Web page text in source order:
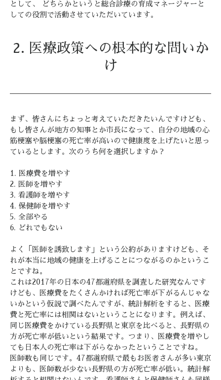
として、 どちらかというと総合診療の育成マネージャーと
しての役割で活動させていただいています。
2. 医療政策への根本的な問いか
け
まず、皆さんにちょっと考えていただきたいんですけども、
もし皆さんが地方の知事とか市長になって、自分の地域の心
筋梗塞や脳梗塞の死亡率が高いので健康度を上げたいと思っ
ているとします。次のうち何を選択しますか？
1. 医療費を増やす
2. 医師を増やす
3. 看護師を増やす
4. 保健師を増やす
5. 全部やる
6. どれでもない
よく「医師を誘致します」という公約がありますけども、そ
れが本当に地域の健康を上げることにつながるのかというこ
とですね。
これは2017年の日本の47都道府県を調査した研究なんです
けども、医療費をたくさんかければ死亡率が下がるんじゃな
いかという仮説で調べたんですが、統計解析をすると、医療
費と死亡率には相関はないということになります。例えば、
同じ医療費をかけている長野県と東京を比べると、長野県の
方が死亡率が低いという結果です。つまり、医療費を増やし
ても日本人の死亡率は下がらなかったということですね。
医師数も同じです。47都道府県で最もお医者さんが多い東京
よりも、医師数が少ない長野県の方が死亡率が低い。統計解